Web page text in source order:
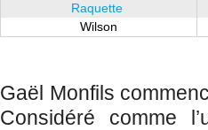
Raquette
Wilson
Gaël Monfils
Considéré comme